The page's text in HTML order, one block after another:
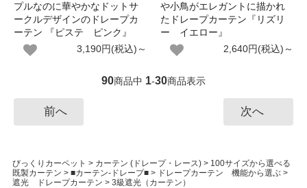
プルなのに華やかなドットサ
ークルデザインのドレープカ
ーテン 『ピステ ピンク』
3,190円(税込)～
や小鳥がエレガントに描かれ
たドレープカーテン『リズリ
ー イエロー』
2,640円(税込)～
90商品中 1-30商品表示
前へ 次へ
びっくりカーペット > カーテン (ドレープ・レース)> 100サイズから選べる
既製カーテン > ■カーテン-ドレープ■> ドレープカーテン 機能から選ぶ >
遮光 ドレープカーテン > 3級遮光（カーテン）